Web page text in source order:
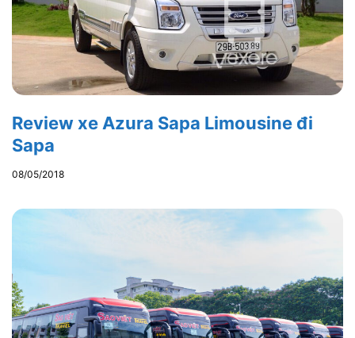
Review xe Azura Sapa Limousine đi
Sapa
08/05/2018